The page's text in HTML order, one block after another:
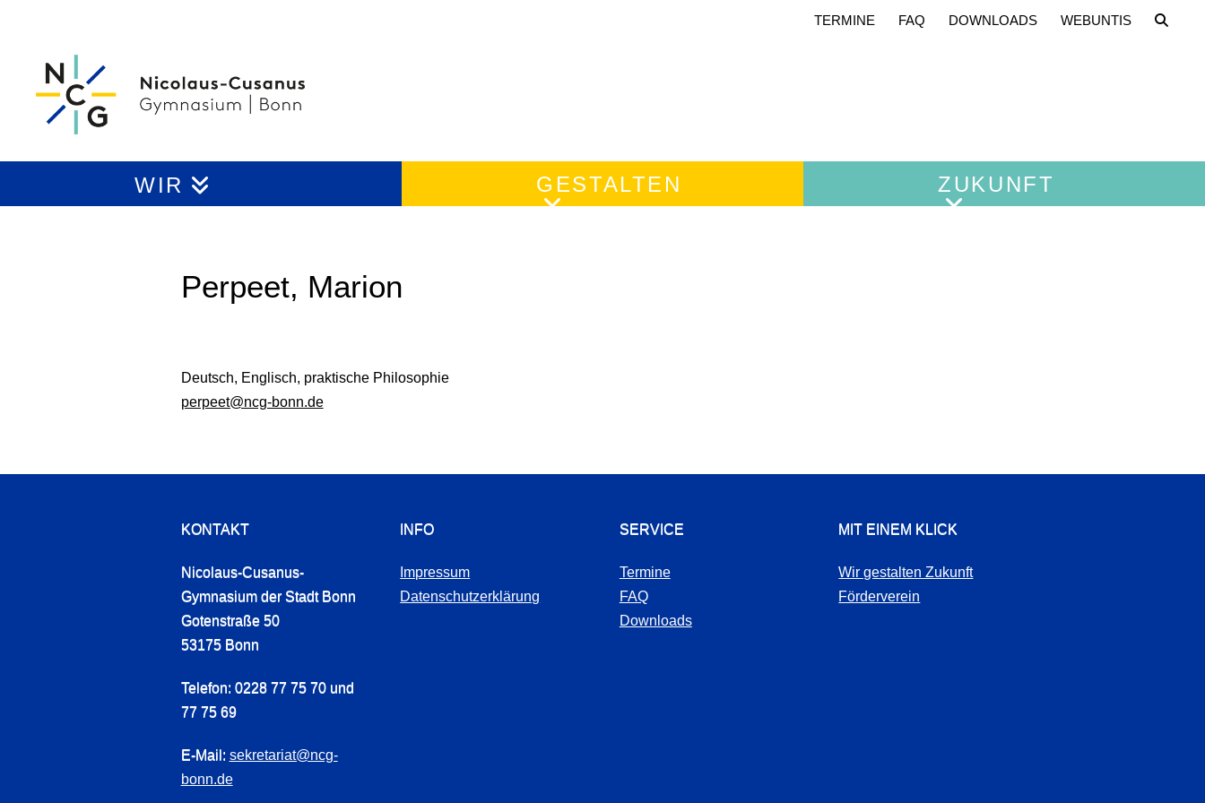
TERMINE FAQ DOWNLOADS WEBUNTIS
WIR GESTALTEN ZUKUNFT
Perpeet, Marion
Deutsch, Englisch, praktische Philosophie
perpeet@ncg-bonn.de
KONTAKT
Nicolaus-Cusanus-
Gymnasium der Stadt Bonn
Gotenstraße 50
53175 Bonn
Telefon: 0228 77 75 70 und
77 75 69
E-Mail: sekretariat@ncg-
bonn.de
INFO
Impressum
Datenschutzerklärung
SERVICE
Termine
FAQ
Downloads
MIT EINEM KLICK
Wir gestalten Zukunft
Förderverein